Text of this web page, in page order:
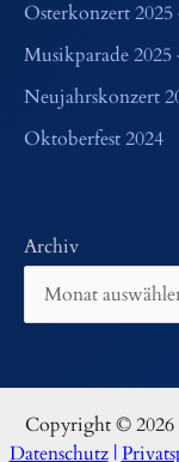
Osterkonzert
Musikparade
Neujahrskonzert
Oktoberfest 2024
Archiv
Copyright © 2026
Datenschutz|